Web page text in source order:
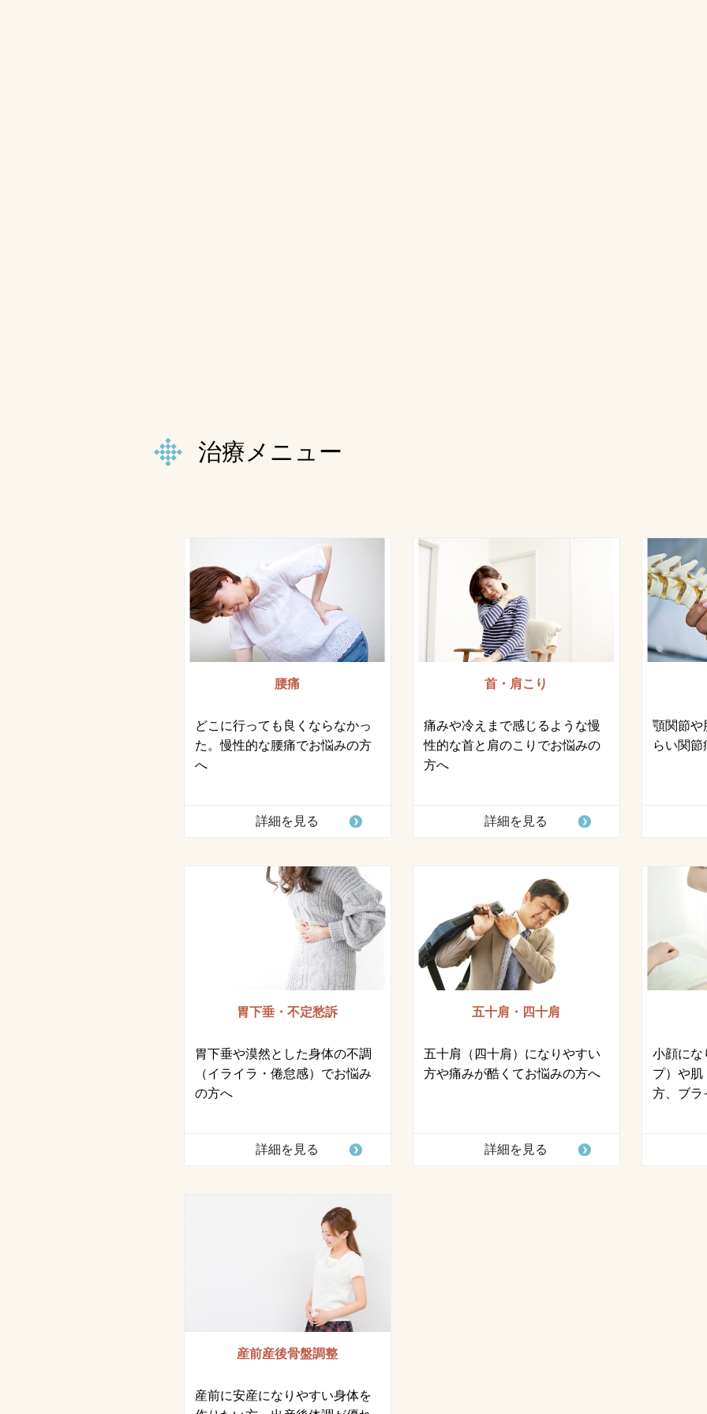
治療メニュー
腰痛
どこに行っても良くならなかっ
た。慢性的な腰痛でお悩みの方
へ
詳細を見る
首・肩こり
痛みや冷えまで感じるような慢
性的な首と肩のこりでお悩みの
方へ
詳細を見る
顎関節や
らい関
胃下垂・不定愁訴
胃下垂や漠然とした身体の不調
（イライラ・倦怠感）でお悩み
の方へ
詳細を見る
五十肩・四十肩
五十肩（四十肩）になりやすい
方や痛みが酷くてお悩みの方へ
詳細を見る
小顔にな
プ）や肌
方、ブラ
産前産後骨盤調整
産前に安産になりやすい身体を